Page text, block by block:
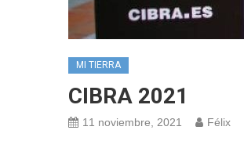
MI TIERRA
CIBRA 2021
11 noviembre, 2021 Félix